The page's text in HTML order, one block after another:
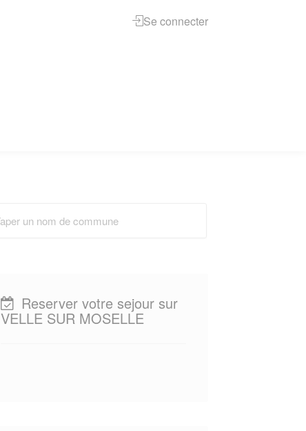
Se connecter
Reserver votre sejour sur
VELLE SUR MOSELLE